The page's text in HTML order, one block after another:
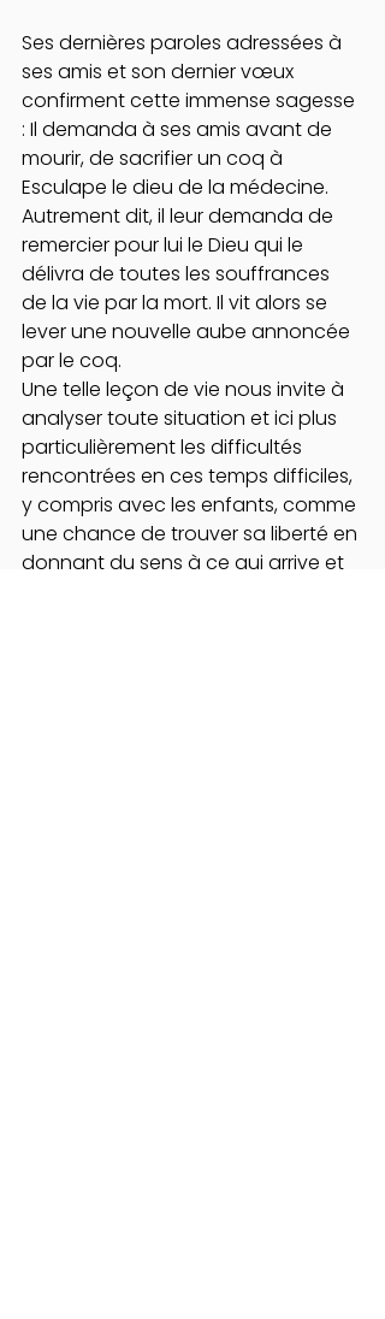
Ses dernières paroles adressées à
ses amis et son dernier vœux
confirment cette immense sagesse
: Il demanda à ses amis avant de
mourir, de sacrifier un coq à
Esculape le dieu de la médecine.
Autrement dit, il leur demanda de
remercier pour lui le Dieu qui le
délivra de toutes les souffrances
de la vie par la mort. Il vit alors se
lever une nouvelle aube annoncée
par le coq.
Une telle leçon de vie nous invite à
analyser toute situation et ici plus
particulièrement les difficultés
rencontrées en ces temps difficiles,
y compris avec les enfants, comme
une chance de trouver sa liberté en
donnant du sens à ce qui arrive et